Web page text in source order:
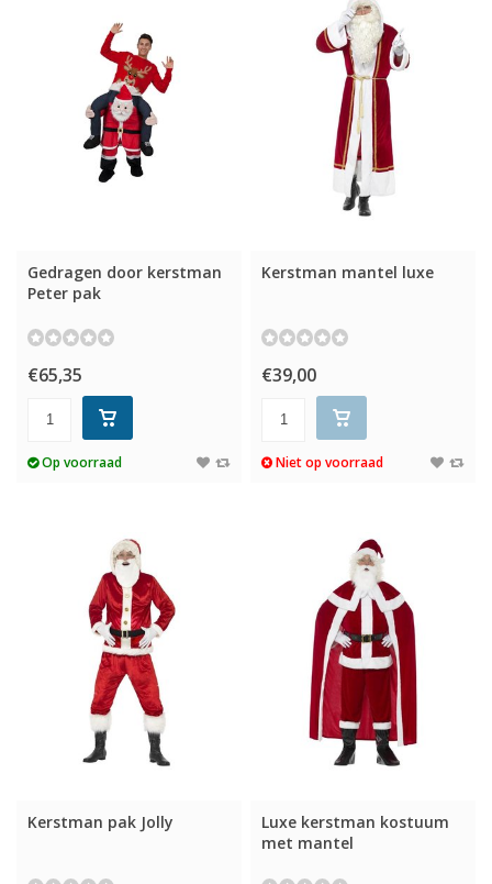
Gedragen door kerstman
Peter pak
€65,35
Op voorraad
Kerstman mantel luxe
€39,00
Niet op voorraad
Kerstman pak Jolly
Luxe kerstman kostuum
met mantel